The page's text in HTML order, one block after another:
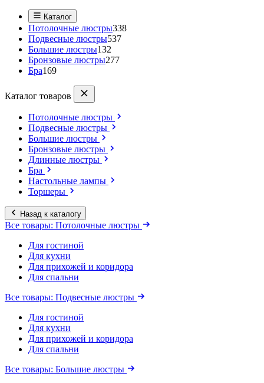
Каталог
Потолочные люстры338
Подвесные люстры537
Большие люстры132
Бронзовые люстры277
Бра169
Каталог товаров
Потолочные люстры
Подвесные люстры
Большие люстры
Бронзовые люстры
Длинные люстры
Бра
Настольные лампы
Торшеры
Назад к каталогу
Все товары: Потолочные люстры
Для гостиной
Для кухни
Для прихожей и коридора
Для спальни
Все товары: Подвесные люстры
Для гостиной
Для кухни
Для прихожей и коридора
Для спальни
Все товары: Большие люстры